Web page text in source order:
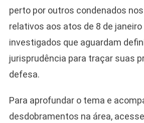
perto por outros condenados
relativos aos atos de 8 de janeiro
investigados que aguardam
jurisprudência para traçar suas
defesa.
Para aprofundar o tema e
desdobramentos na área,